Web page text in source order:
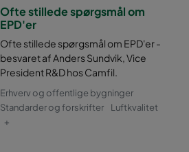
Ofte stillede spørgsmål om
EPD'er
Ofte stillede spørgsmål om EPD'er -
besvaret af Anders Sundvik, Vice
President R&D hos Camfil.
Erhverv og offentlige bygninger
Standarder og forskrifter
Luftkvalitet
+